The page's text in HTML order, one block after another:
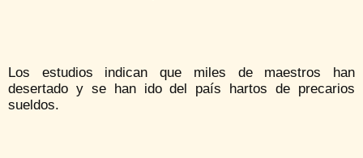
Los estudios indican que miles de maestros han
desertado y se han ido del país hartos de precarios
sueldos.